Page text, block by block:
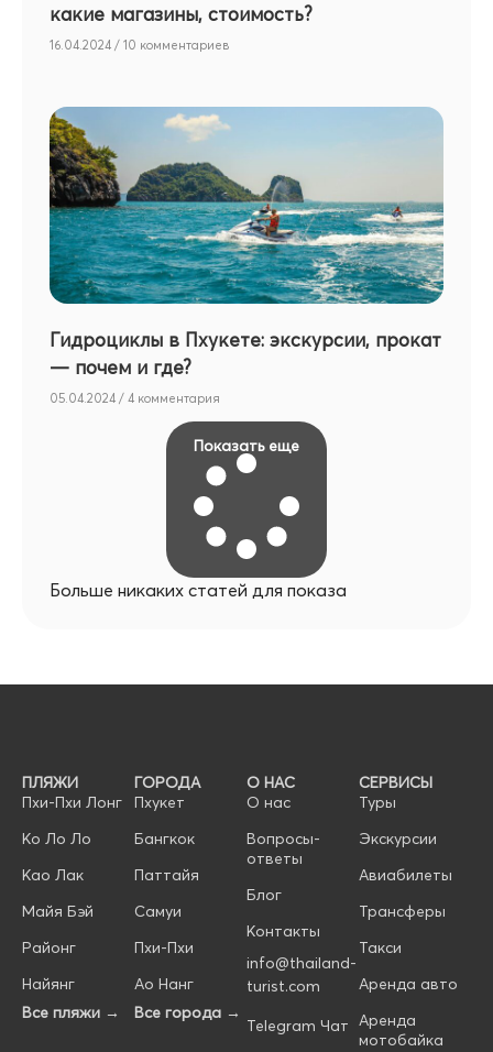
какие магазины, стоимость?
16.04.2024 10 комментариев
Гидроциклы в Пхукете: экскурсии, прокат
— почем и где?
05.04.2024 4 комментария
Показать еще
Больше никаких статей для показа
ПЛЯЖИ
Пхи-Пхи Лонг
Ко Ло Ло
Као Лак
Майя Бэй
Районг
Найянг
Все пляжи →
ГОРОДА
Пхукет
Бангкок
Паттайя
Самуи
Пхи-Пхи
Ао Нанг
Все города →
О НАС
О нас
Вопросы-
ответы
Блог
Контакты
info@thailand-
turist.com
Telegram Чат
СЕРВИСЫ
Туры
Экскурсии
Авиабилеты
Трансферы
Такси
Аренда авто
Аренда
мотобайка